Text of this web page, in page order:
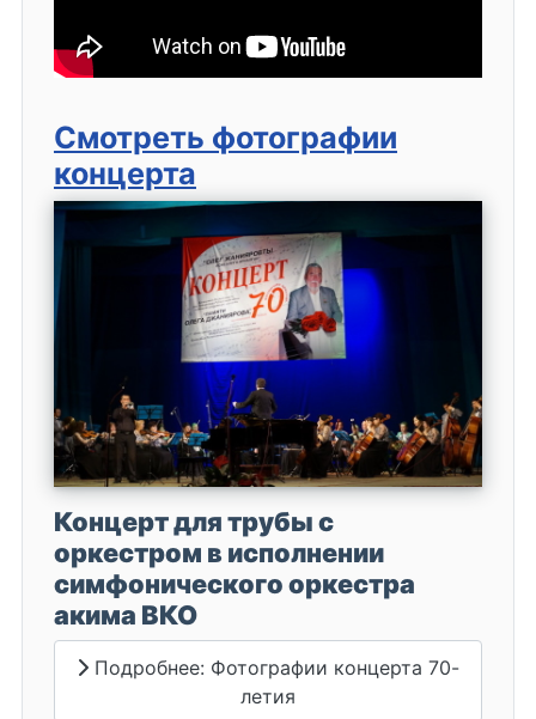
Смотреть фотографии
концерта
Концерт для трубы с
оркестром в исполнении
симфонического оркестра
акима ВКО
Подробнее: Фотографии концерта 70-
летия